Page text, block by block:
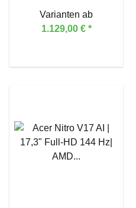
GeForce RTX™ 5060
Varianten ab
1.129,00 € *